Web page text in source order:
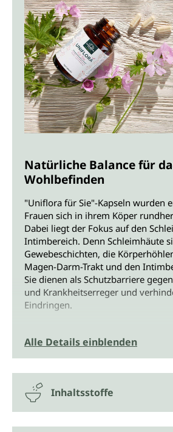
Natürliche Balance für
Wohlbefinden
"Uniflora für Sie"-Kapseln wurden
Frauen sich in ihrem Köper
Dabei liegt der Fokus auf den
Intimbereich. Denn Schleimhäute
Gewebeschichten, die
Magen-Darm-Trakt und den
Sie dienen als Schutzbarriere
und Krankheitserreger und
Eindringen.
sorgsam abgestimmte Kombination
Milchsäurebakterien, pflanzlichen
Biotin. Diese Inhaltsstoffe
natürliche Gleichgewicht der
bewahren.
Womit Mutter Natur für
Alle Details einblenden
Inhaltsstoffe